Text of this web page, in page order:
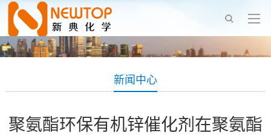
新闻中心
聚氨酯环保有机锌催化剂在聚氨酯